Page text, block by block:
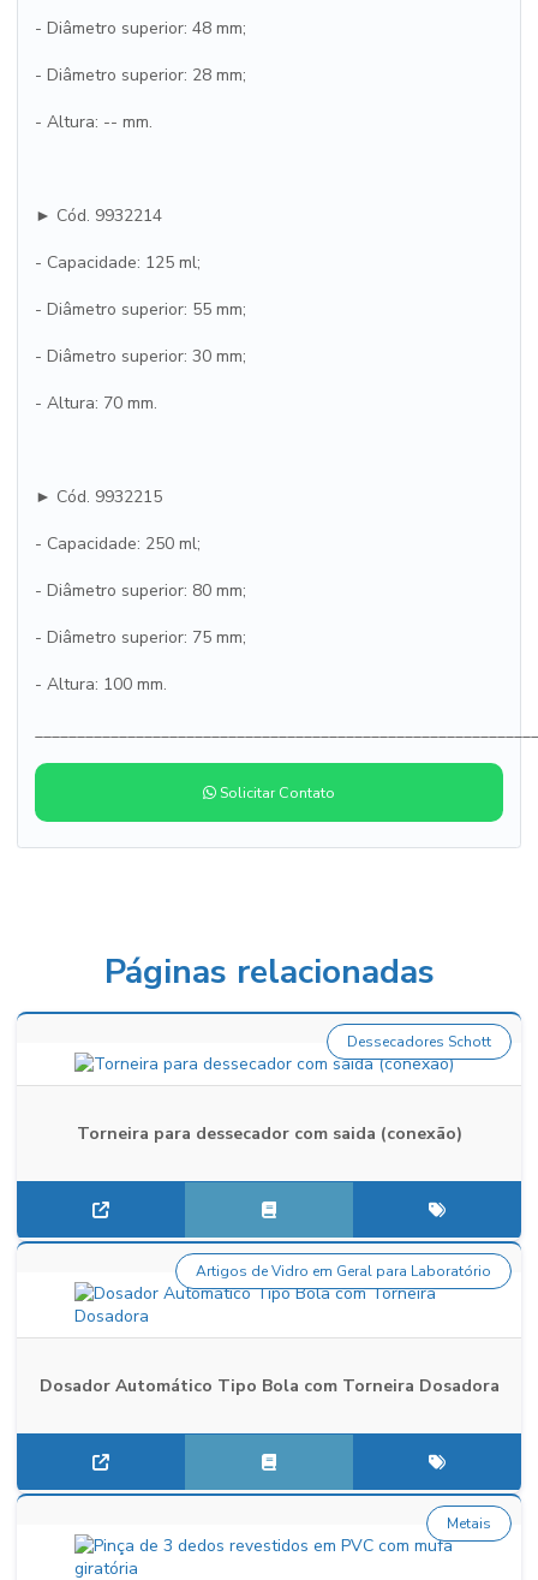
- Diâmetro superior: 48 mm;
- Diâmetro superior: 28 mm;
- Altura: -- mm.
► Cód. 9932214
- Capacidade: 125 ml;
- Diâmetro superior: 55 mm;
- Diâmetro superior: 30 mm;
- Altura: 70 mm.
► Cód. 9932215
- Capacidade: 250 ml;
- Diâmetro superior: 80 mm;
- Diâmetro superior: 75 mm;
- Altura: 100 mm.
Solicitar Contato
Páginas relacionadas
Torneira para dessecador com saida (conexão)
Dessecadores Schott
Dosador Automático Tipo Bola com Torneira Dosadora
Artigos de Vidro em Geral para Laboratório
Metais